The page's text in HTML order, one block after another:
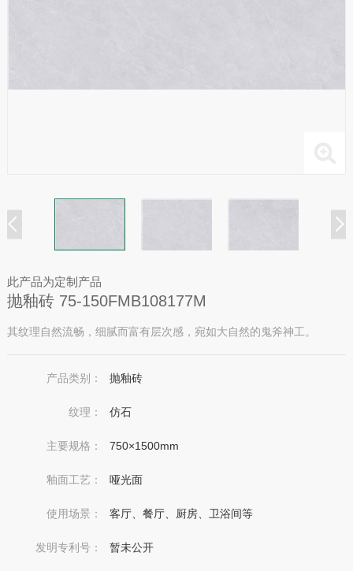
此产品为定制产品
抛釉砖 75-150FMB108177M
其纹理自然流畅，细腻而富有层次感，宛如大自然的鬼斧神工。
产品类别： 抛釉砖
纹理： 仿石
主要规格： 750×1500mm
釉面工艺： 哑光面
使用场景： 客厅、餐厅、厨房、卫浴间等
发明专利号： 暂未公开